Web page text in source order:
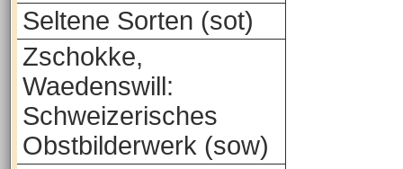
Seltene Sorten (sot)
Zschokke,
Waedenswill:
Schweizerisches
Obstbilderwerk (sow)